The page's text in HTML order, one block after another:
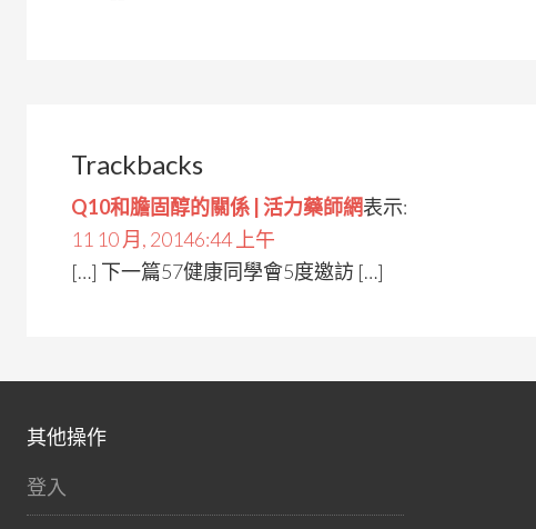
Trackbacks
Q10和膽固醇的關係 | 活力藥師網表示:
11 10 月, 20146:44 上午
[…] 下一篇57健康同學會5度邀訪 […]
其他操作
登入